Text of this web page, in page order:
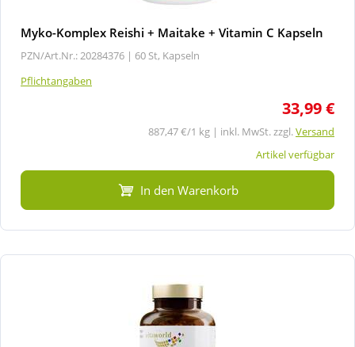
Myko-Komplex Reishi + Maitake + Vitamin C Kapseln
PZN/Art.Nr.: 20284376 | 60 St, Kapseln
Pflichtangaben
33,99 €
887,47 €/1 kg | inkl. MwSt. zzgl.Versand
Artikel verfügbar
In den Warenkorb